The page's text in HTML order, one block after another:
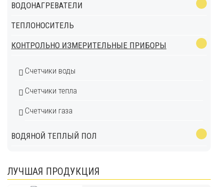
ВОДОНАГРЕВАТЕЛИ
ТЕПЛОНОСИТЕЛЬ
КОНТРОЛЬНО ИЗМЕРИТЕЛЬНЫЕ ПРИБОРЫ
Счетчики воды
Счетчики тепла
Счетчики газа
ВОДЯНОЙ ТЕПЛЫЙ ПОЛ
ЛУЧШАЯ ПРОДУКЦИЯ